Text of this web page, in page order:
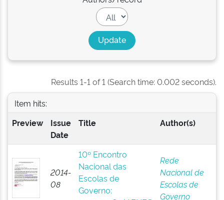
Results 1-1 of 1 (Search time: 0.002 seconds).
Item hits:
Preview
Issue
Date
Title Author(s)
2014-
08
10º Encontro
Nacional das
Escolas de
Governo:
Rede
Nacional de
Escolas de
Governo